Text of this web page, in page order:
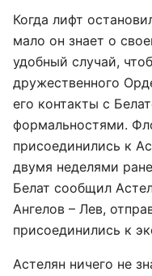
Когда лифт
мало он знает о
удобный случай,
дружественного
его контакты с
формальностями.
присоединились к
двумя неделями
Белат сообщил
Ангелов – Лев,
присоединились к
Астелян ничего не